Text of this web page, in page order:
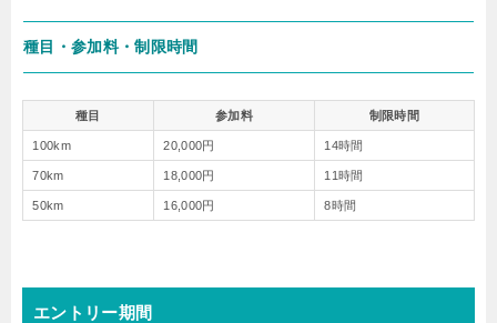
種目・参加料・制限時間
種目 参加料 制限時間
100km 20,000円 14時間
70km 18,000円 11時間
50km 16,000円 8時間
エントリー期間